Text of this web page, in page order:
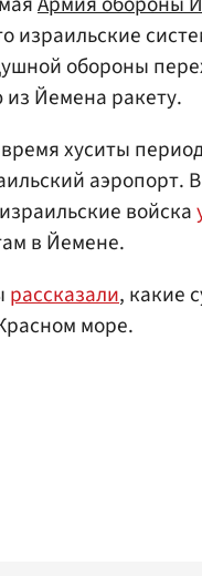
израильские
обороны
Йемена ракету.
хуситы
аэропорт.
войска
в Йемене.
рассказали, какие
море.